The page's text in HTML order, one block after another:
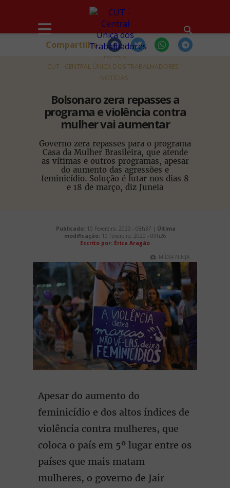
HOME
CUT - CENTRAL ÚNICA DOS TRABALHADORES
NOTÍCIAS
Bolsonaro zera repasses a
programa e violência contra
mulher vai aumentar
Governo zera repasses para o programa
Casa da Mulher Brasileira, que atende
as vítimas e outros programas, apesar
do aumento das agressões e
feminicídio. Solução é lutar nos dias 8
e 18 de março, diz Juneia
Compartilhe
Publicado: 10 Fevereiro, 2020 - 08h37 | Última
modificação: 10 Fevereiro, 2020 - 09h26
Escrito por: Érica Aragão
MÍDIA NINJA
Apesar do aumento do
feminicídio e dos altos índices de
violência contra mulheres, que
coloca o país em 5º lugar entre os
países que mais matam
mulheres, o governo de Jair